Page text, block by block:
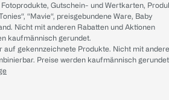
Gutschein- und Wertkarten,
“Mavie“, preisgebundene Ware, Baby
Nicht mit anderen Rabatten und Aktionen
kaufmännisch gerundet.
auf gekennzeichnete Produkte. Nicht mit
Preise werden kaufmännisch